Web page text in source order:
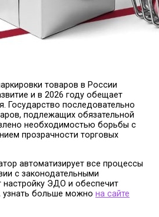
товаров в России
и в 2026 году обещает
Государство последовательно
подлежащих обязательной
необходимостью борьбы с
прозрачности торговых
автоматизирует все процессы
с законодательными
настройку ЭДО и обеспечит
узнать больше можно на сайте